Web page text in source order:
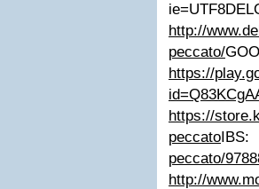
ie=UTF8
http://
peccato/
https://
https://
peccatoIBS:
peccato/
http://